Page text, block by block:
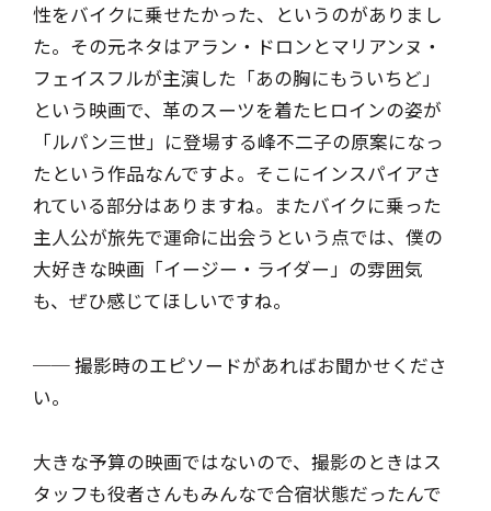
性をバイクに乗せたかった、というのがありまし
た。その元ネタはアラン・ドロンとマリアンヌ・
フェイスフルが主演した「あの胸にもういちど」
という映画で、革のスーツを着たヒロインの姿が
「ルパン三世」に登場する峰不二子の原案になっ
たという作品なんですよ。そこにインスパイアさ
れている部分はありますね。またバイクに乗った
主人公が旅先で運命に出会うという点では、僕の
大好きな映画「イージー・ライダー」の雰囲気
も、ぜひ感じてほしいですね。
── 撮影時のエピソードがあればお聞かせくださ
い。
大きな予算の映画ではないので、撮影のときはス
タッフも役者さんもみんなで合宿状態だったんで